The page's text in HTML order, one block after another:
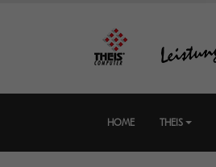
HOME THEIS